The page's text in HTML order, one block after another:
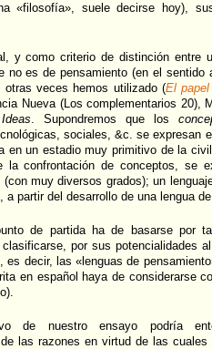
«filosofía», suele decirse hoy),
y como criterio de distinción entre
no es de pensamiento (en el sentido
otras veces hemos utilizado (El
Nueva (Los complementarios 20),
Ideas. Supondremos que los
sociales, &c. se expresan
en un estadio muy primitivo de la
la confrontación de conceptos, se
(con muy diversos grados); un
a partir del desarrollo de una lengua
de partida ha de basarse por
por sus potencialidades
es decir, las «lenguas de
en español haya de considerarse
de nuestro ensayo podría
las razones en virtud de las